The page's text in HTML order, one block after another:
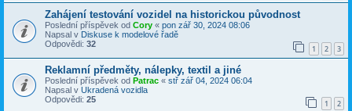
Zahájení testování vozidel na historickou původnost
Poslední příspěvek od Cory « pon zář 30, 2024 08:06
Napsal v Diskuse k modelové řadě
Odpovědi: 32 1 2 3
Reklamní předměty, nálepky, textil a jiné
Poslední příspěvek od Patrac « stř zář 04, 2024 06:04
Napsal v Ukradená vozidla
Odpovědi: 25 1 2